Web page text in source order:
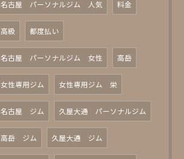
名古屋 パーソナルジム 人気 料金
高級 都度払い
名古屋 パーソナルジム 女性 高岳
女性専用ジム 女性専用ジム 栄
名古屋 ジム 久屋大通 パーソナルジム
高岳 ジム 久屋大通 ジム